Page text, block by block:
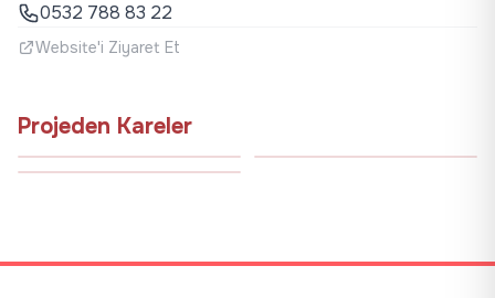
0532 788 83 22
Website'i Ziyaret Et
Projeden Kareler